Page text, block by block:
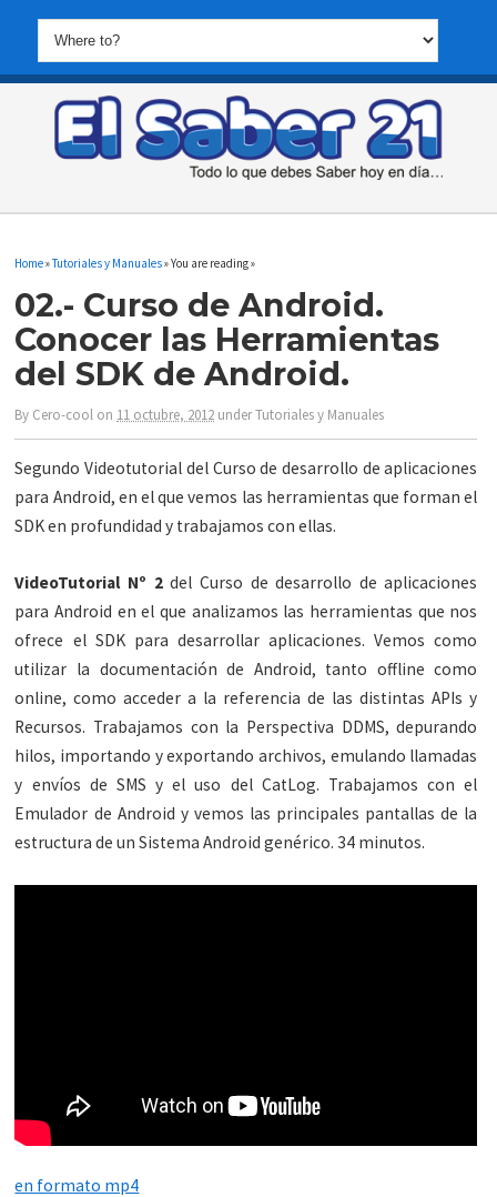
Home»Tutoriales y Manuales» You are reading »
02.- Curso de Android.
Conocer las Herramientas
del SDK de Android.
By Cero-cool on 11 octubre, 2012 underTutoriales y Manuales
Segundo Videotutorial del Curso de desarrollo de aplicaciones
para Android, en el que vemos las herramientas que forman el
SDK en profundidad y trabajamos con ellas.
VideoTutorial Nº 2del Curso de desarrollo de aplicaciones
para Android en el que analizamos las herramientas que nos
ofrece el SDK para desarrollar aplicaciones. Vemos como
utilizar la documentación de Android, tanto offline como
online, como acceder a la referencia de las distintas APIs y
Recursos. Trabajamos con la Perspectiva DDMS, depurando
hilos, importando y exportando archivos, emulando llamadas
y envíos de SMS y el uso del CatLog. Trabajamos con el
Emulador de Android y vemos las principales pantallas de la
estructura de un Sistema Android genérico. 34 minutos.
en formato mp4